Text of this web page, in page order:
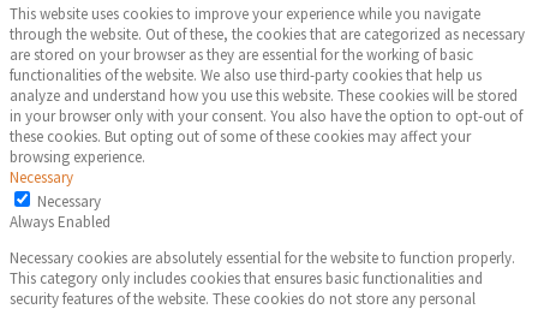
This website uses cookies to improve your experience while you navigate
through the website. Out of these, the cookies that are categorized as necessary
are stored on your browser as they are essential for the working of basic
functionalities of the website. We also use third-party cookies that help us
analyze and understand how you use this website. These cookies will be stored
in your browser only with your consent. You also have the option to opt-out of
these cookies. But opting out of some of these cookies may affect your
browsing experience.
Necessary
Necessary
Always Enabled
Necessary cookies are absolutely essential for the website to function properly.
This category only includes cookies that ensures basic functionalities and
security features of the website. These cookies do not store any personal